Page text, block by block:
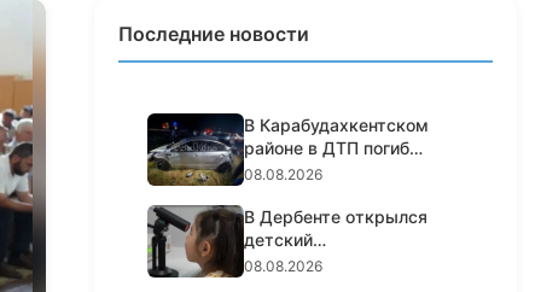
Последние новости
В Карабудахкентском
районе в ДТП погиб
пассажир, водитель го...
08.08.2026
В Дербенте открылся
детский
офтальмологический
08.08.2026